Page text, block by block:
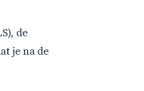
de
je na de